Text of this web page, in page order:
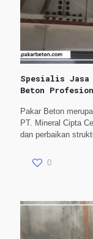
Spesialis Jasa
Beton
Pakar Beton
PT. Mineral Cipta
dan perbaikan
0